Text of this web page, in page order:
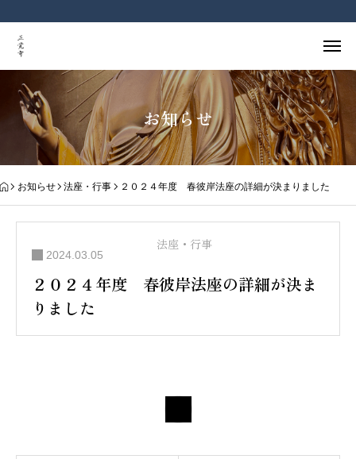
お知らせ
お知らせ 法座・行事 ２０２４年度 春彼岸法座の詳細が決まりました
法座・行事
2024.03.05
２０２４年度 春彼岸法座の詳細が決ま
りました